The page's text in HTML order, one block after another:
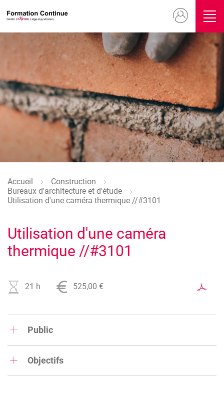
au
contenu
principal
Menu
du
compte
de
l'utilisateur
Fil
d'Ariane
Accueil
Construction
Bureaux d'architecture et d'étude
Utilisation d'une caméra thermique //#3101
Utilisation d'une caméra
thermique //#3101
21 h 525,00 €
Public
PEB, bureaux d’études en
construction, professionnels de la construction
Objectifs